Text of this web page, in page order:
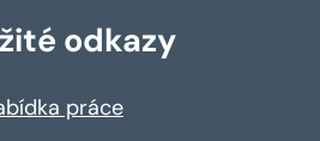
odkazy
práce